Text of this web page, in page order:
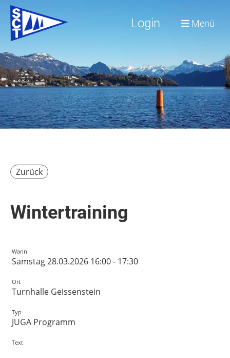
Login Menü
Zurück
Wintertraining
Wann
Samstag 28.03.2026 16:00 - 17:30
Ort
Turnhalle Geissenstein
Typ
JUGA Programm
Text